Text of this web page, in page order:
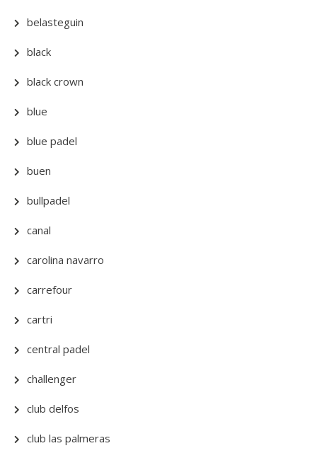
belasteguin
black
black crown
blue
blue padel
buen
bullpadel
canal
carolina navarro
carrefour
cartri
central padel
challenger
club delfos
club las palmeras